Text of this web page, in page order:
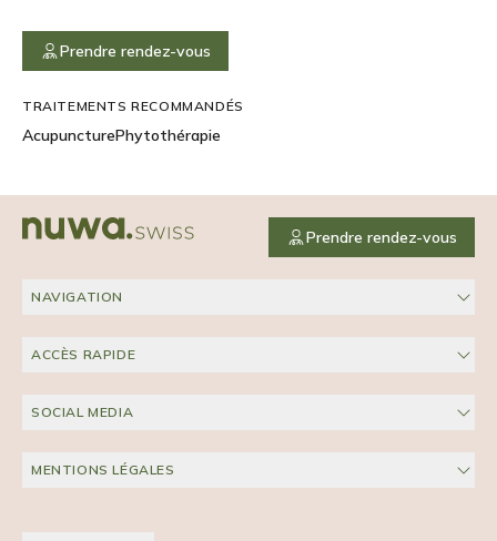
Prendre rendez-vous
TRAITEMENTS RECOMMANDÉS
AcupuncturePhytothérapie
Prendre rendez-vous
NAVIGATION
ACCÈS RAPIDE
SOCIAL MEDIA
MENTIONS LÉGALES